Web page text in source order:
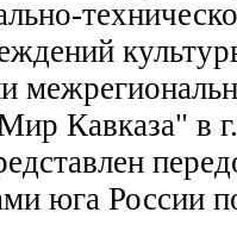
Кавказа" в
юга России